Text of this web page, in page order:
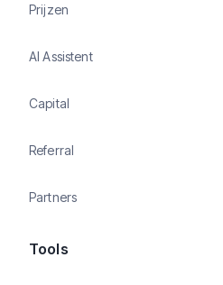
Prijzen
AI Assistent
Capital
Referral
Partners
Tools